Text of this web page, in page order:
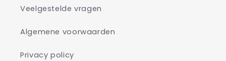
Veelgestelde vragen
Algemene voorwaarden
Privacy policy